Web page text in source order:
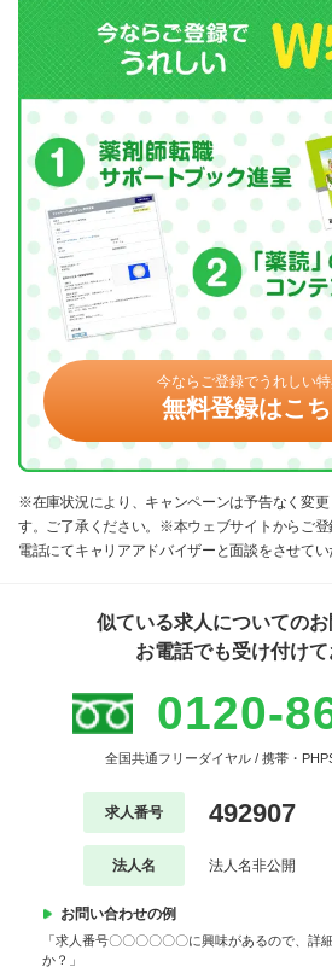
今ならご登録でうれしい特
無料登録はこ
※在庫状況により、キャンペーンは予告なく変更
す。ご了承ください。※本ウェブサイトからご
電話にてキャリアアドバイザーと面談をさせてい
似ている求人についての
お電話でも受け付け
0120-
全国共通フリーダイヤル / 携帯・
求人番号 492907
法人名 法人名非公開
お問い合わせの例
「求人番号〇〇〇〇〇〇に興味があるので、詳
か？」